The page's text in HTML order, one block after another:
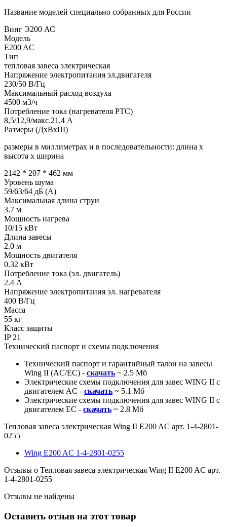
Название моделей специально собранных для России
Винг Э200 АС
Модель
E200 AC
Тип
тепловая завеса электрическая
Напряжение электропитания эл.двигателя
230/50 В/Гц
Максимальный расход воздуха
4500 м3/ч
Потребление тока (нагревателя PTC)
8,5/12,9/макс.21,4 А
Размеры (ДхВхШ)
размеры в миллиметрах и в последовательности: длина х
высота х ширина
2142 * 207 * 462 мм
Уровень шума
59/63/64 дБ (А)
Максимальная длина струи
3.7 м
Мощность нагрева
10/15 кВт
Длина завесы
2.0 м
Мощность двигателя
0.32 кВт
Потребление тока (эл. двигатель)
2.4 А
Напряжение электропитания эл. нагревателя
400 В/Гц
Масса
55 кг
Класс защиты
IP21
Технический паспорт и схемы подключения
Технический паспорт и гарантийный талон на завесы
Wing II (AC/EC) - скачать ~ 2.5 Мб
Электрические схемы подключения для завес WING II с
двигателем AC - скачать ~ 5.1 Мб
Электрические схемы подключения для завес WING II с
двигателем EC - скачать ~ 2.8 Мб
Тепловая завеса электрическая Wing II E200 AC арт. 1-4-2801-
0255
Wing E200 AC 1-4-2801-0255
Отзывы о Тепловая завеса электрическая Wing II E200 AC арт.
1-4-2801-0255
Отзывы не найдены
Оставить отзыв на этот товар